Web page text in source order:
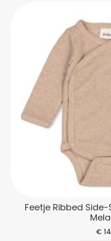
Feetje Ribbed
€